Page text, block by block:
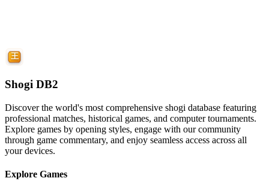
Shogi DB2
Discover the world's most comprehensive shogi database featuring
professional matches, historical games, and computer tournaments.
Explore games by opening styles, engage with our community
through game commentary, and enjoy seamless access across all
your devices.
Explore Games